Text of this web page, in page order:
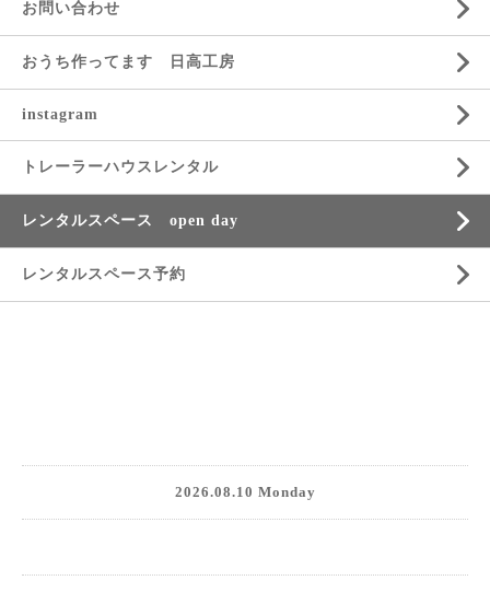
お問い合わせ
おうち作ってます 日高工房
instagram
トレーラーハウスレンタル
レンタルスペース open day
レンタルスペース予約
2026.08.10 Monday